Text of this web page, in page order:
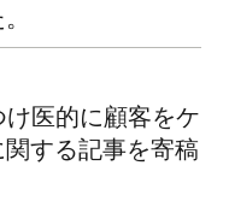
医的に顧客をケ
する記事を寄稿